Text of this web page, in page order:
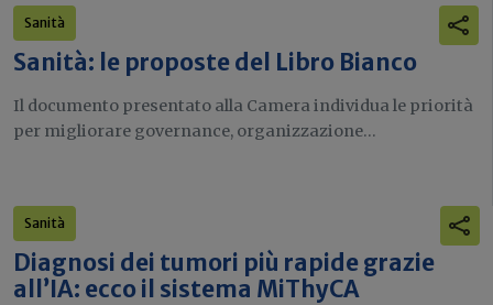
Sanità
Sanità: le proposte del Libro Bianco
Il documento presentato alla Camera individua le priorità
per migliorare governance, organizzazione...
Sanità
Diagnosi dei tumori più rapide grazie
all’IA: ecco il sistema MiThyCA